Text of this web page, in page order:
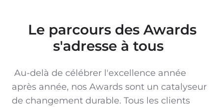
Le parcours des Awards
s'adresse à tous
Au-delà de célébrer l'excellence année
après année, nos Awards sont un catalyseur
de changement durable. Tous les clients